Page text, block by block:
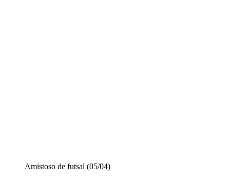
Amistoso de futsal (05/04)